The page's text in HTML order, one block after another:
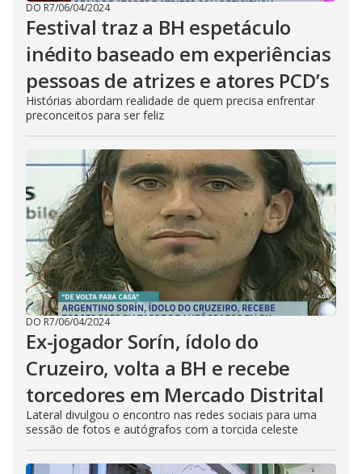
DO R7/06/04/2024
Festival traz a BH espetáculo
inédito baseado em experiências
pessoas de atrizes e atores PCD’s
Histórias abordam realidade de quem precisa enfrentar
preconceitos para ser feliz
DO R7/06/04/2024
Ex-jogador Sorín, ídolo do
Cruzeiro, volta a BH e recebe
torcedores em Mercado Distrital
Lateral divulgou o encontro nas redes sociais para uma
sessão de fotos e autógrafos com a torcida celeste